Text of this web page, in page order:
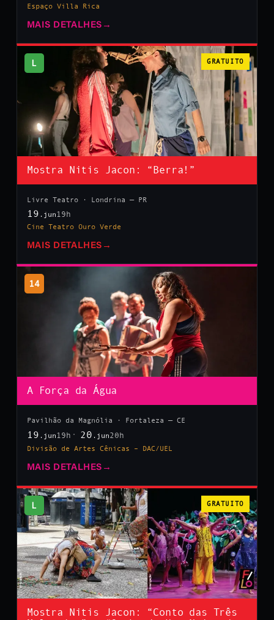
Espaço Villa Rica
MAIS DETALHES →
L GRATUITO
Mostra Nitis Jacon: “Berra!”
Livre Teatro · Londrina — PR
19 .jun 19h
Cine Teatro Ouro Verde
MAIS DETALHES →
14
A Força da Água
Pavilhão da Magnólia · Fortaleza — CE
19 .jun 19h 20 .jun20h
Divisão de Artes Cênicas – DAC/UEL
MAIS DETALHES →
L GRATUITO
Mostra Nitis Jacon: “Conto das Três